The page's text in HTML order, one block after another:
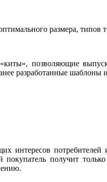
размера, типов
позволяющие
разработанные шаблоны
интересов
покупатель получит